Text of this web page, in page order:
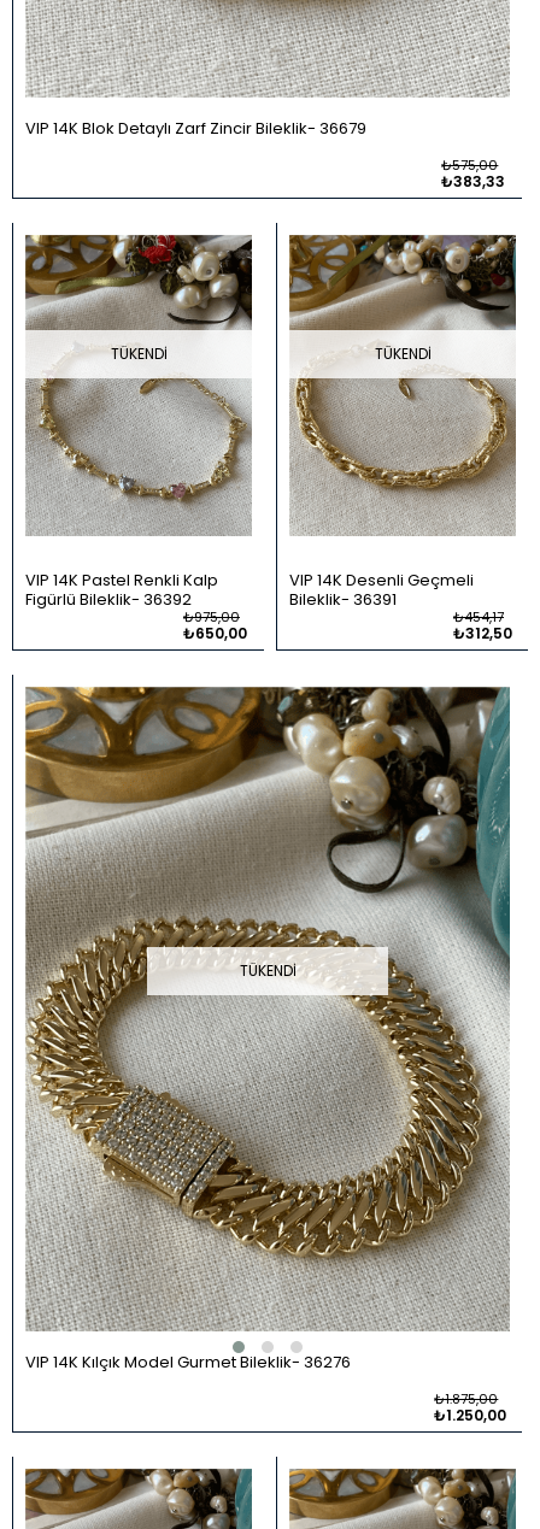
VIP 14K Blok Detaylı Zarf Zincir Bileklik 36679
₺383,33
₺575,00
TÜKENDI
VIP 14K Pastel Renkli Kalp
Figürlü Bileklik 36392
₺650,00
₺975,00
TÜKENDI
VIP 14K Desenli Geçmeli
Bileklik 36391
₺312,50
₺454,17
TÜKENDI
VIP 14K Kılçık Model Gurmet Bileklik 36276
₺1.250,00
₺1.875,00